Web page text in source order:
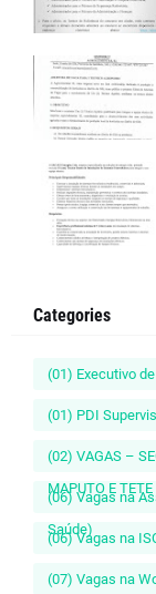
Categories
(01) Executivo
(01) PDI
(02) VAGAS –
MAPUTO E TETE
(06) Vagas na
Saúde)
(06) Vagas na
(07) Vagas na